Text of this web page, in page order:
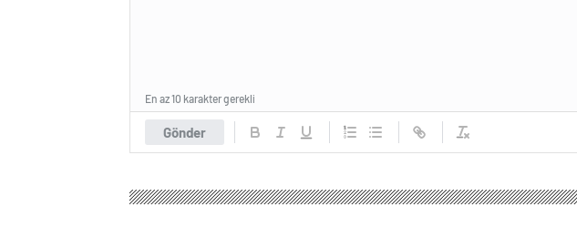
Gönder
En az 10 karakter gerekli
Justin Bieber Aleyna Tilki’yi takip etmeye